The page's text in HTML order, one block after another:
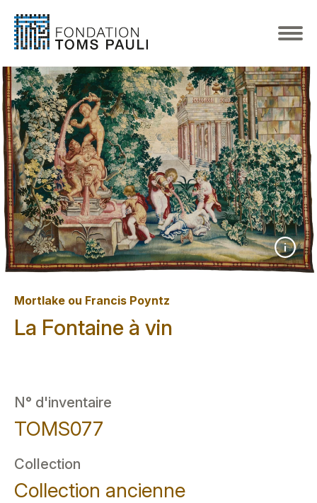
Mortlake ou Francis Poyntz
La Fontaine à vin
N° d'inventaire
TOMS077
Collection
Collection ancienne